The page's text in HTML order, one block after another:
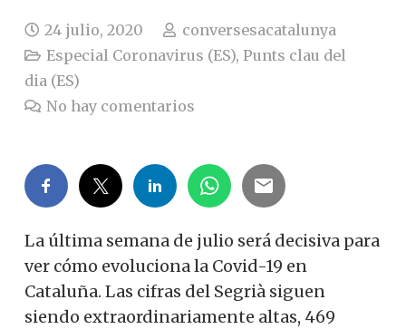
24 julio, 2020
conversesacatalunya
Especial Coronavirus (ES),Punts clau del
dia (ES)
No hay comentarios
La última semana de julio será decisiva para
ver cómo evoluciona la Covid-19 en
Cataluña. Las cifras del Segrià siguen
siendo extraordinariamente altas, 469